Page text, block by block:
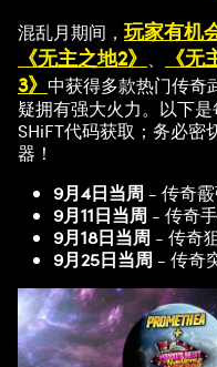
混乱月期间， 玩家有机
《无主之地2》 、 《无
3》 中获得多款热门传奇
疑拥有强大火力。以下
SHiFT代码获取；务必密
器！
9月4日当周 - 传奇
9月11日当周 - 传奇
9月18日当周 - 传奇
9月25日当周 - 传奇